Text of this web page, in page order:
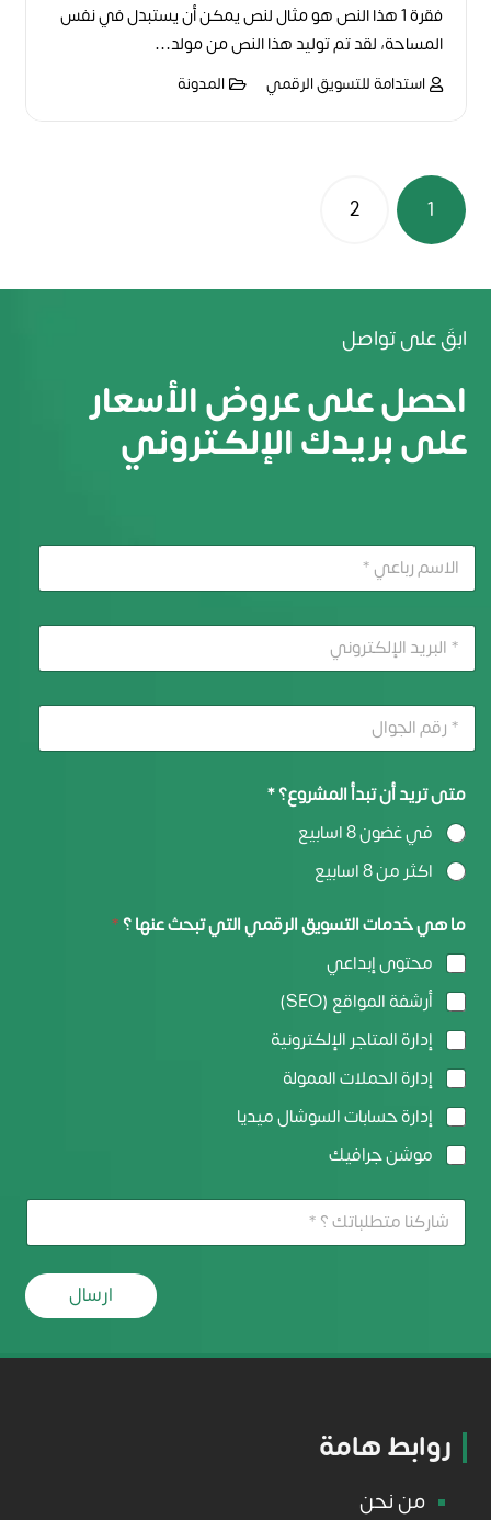
فقرة 1 هذا النص هو مثال لنص يمكن أن يستبدل في نفس
المساحة، لقد تم توليد هذا النص من مولد…
استدامة للتسويق الرقمي المدونة
تصفّح
المقالات
1
2
ابقَ على تواصل
احصل على عروض الأسعار
على بريدك الإلكتروني
متى تريد أن تبدأ المشروع؟ *
في غضون 8 اسابيع
اكثر من 8 اسابيع
ما هي خدمات التسويق الرقمي التي تبحث عنها ؟*
محتوى إبداعي
أرشفة المواقع (SEO)
إدارة المتاجر الإلكترونية
إدارة الحملات الممولة
إدارة حسابات السوشال ميديا
موشن جرافيك
ارسال
روابط هامة
من نحن